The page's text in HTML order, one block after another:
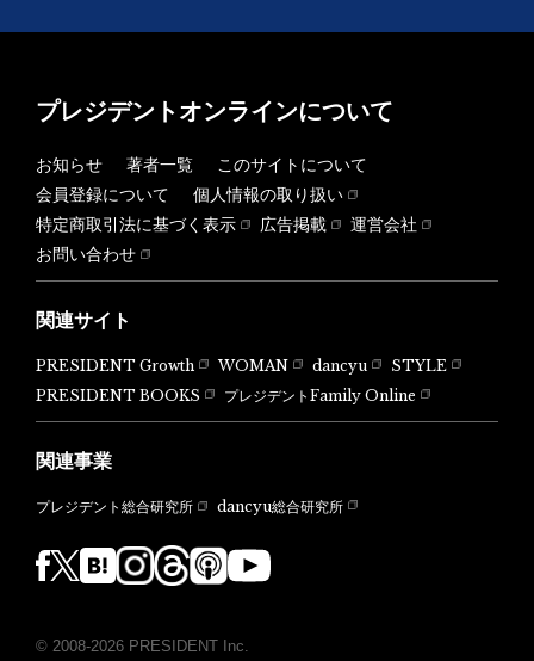
プレジデントオンラインについて
お知らせ 著者一覧
このサイトについて
会員登録について
個人情報の取り扱い
特定商取引法に基づく表示
広告掲載
運営会社
お問い合わせ
関連サイト
PRESIDENT Growth WOMAN dancyu
STYLE
PRESIDENT BOOKS
プレジデントFamily Online
関連事業
プレジデント総合研究所 dancyu総合研究所
© 2008-2026 PRESIDENT Inc.